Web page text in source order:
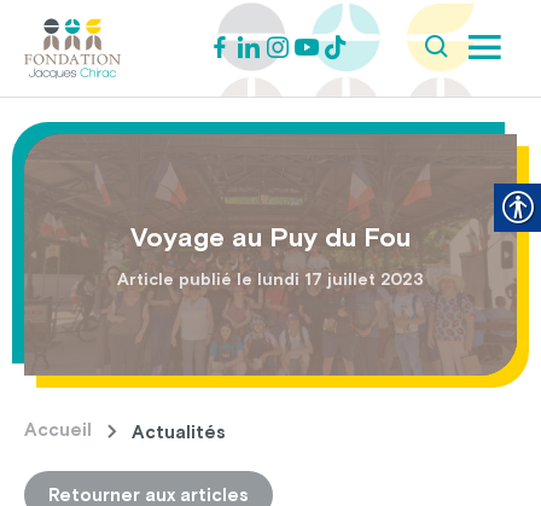
Voyage au Puy du Fou
Article publié le lundi 17 juillet 2023
Accueil Actualités
Retourner aux articles